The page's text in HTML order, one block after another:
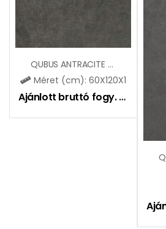
QUBUS ANTRACITE (SGR94)
Méret (cm): 60X120X1
Ajánlott bruttó fogy. ár: